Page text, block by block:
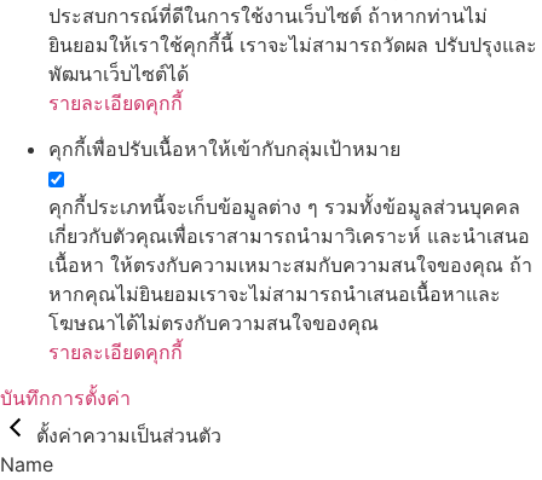
ประสบการณ์ที่ดีในการใช้งานเว็บไซต์ ถ้าหากท่านไม่
ยินยอมให้เราใช้คุกกี้นี้ เราจะไม่สามารถวัดผล ปรับปรุงและ
พัฒนาเว็บไซต์ได้
รายละเอียดคุกกี้
คุกกี้เพื่อปรับเนื้อหาให้เข้ากับกลุ่มเป้าหมาย
คุกกี้ประเภทนี้จะเก็บข้อมูลต่าง ๆ รวมทั้งข้อมูลส่วนบุคคล
เกี่ยวกับตัวคุณเพื่อเราสามารถนำมาวิเคราะห์ และนำเสนอ
เนื้อหา ให้ตรงกับความเหมาะสมกับความสนใจของคุณ ถ้า
หากคุณไม่ยินยอมเราจะไม่สามารถนำเสนอเนื้อหาและ
โฆษณาได้ไม่ตรงกับความสนใจของคุณ
รายละเอียดคุกกี้
บันทึกการตั้งค่า
ตั้งค่าความเป็นส่วนตัว
Name